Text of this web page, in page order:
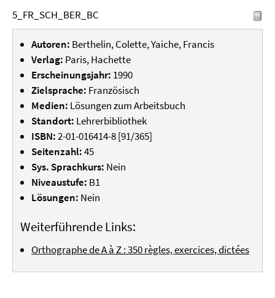
5_FR_SCH_BER_BC
Autoren: Berthelin, Colette, Yaiche, Francis
Verlag: Paris, Hachette
Erscheinungsjahr: 1990
Zielsprache: Französisch
Medien: Lösungen zum Arbeitsbuch
Standort: Lehrerbibliothek
ISBN:2-01-016414-8 [91/365]
Seitenzahl:45
Sys. Sprachkurs: Nein
Niveaustufe: B1
Lösungen: Nein
Weiterführende Links:
Orthographe de A à Z : 350 règles, exercices, dictées